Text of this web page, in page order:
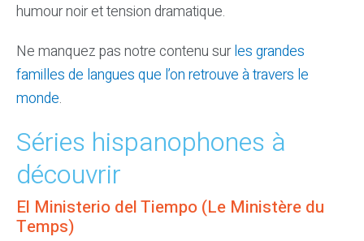
humour noir et tension dramatique.
Ne manquez pas notre contenu surles grandes
familles de langues que l’on retrouve à travers le
monde.
Séries hispanophones à
découvrir
El Ministerio del Tiempo (Le Ministère du
Temps)